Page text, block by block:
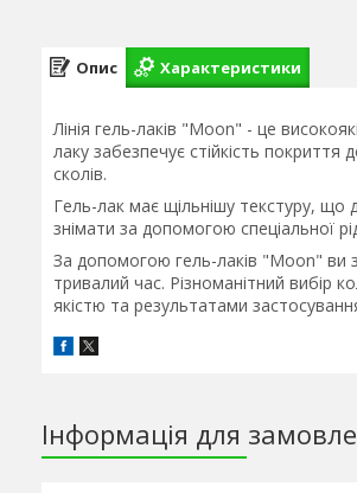
Опис Характеристики
Лінія гель-лаків "Moon" - це
лаку забезпечує стійкість
сколів.
Гель-лак має щільнішу текстуру, що
знімати за допомогою спеціальної
За допомогою гель-лаків "Moon" ви
тривалий час. Різноманітний вибір
якістю та результатами
Інформація для